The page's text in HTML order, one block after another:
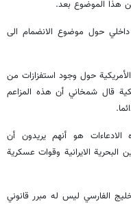
هذا الموضوع بعد.
حول موضوع الانضمام الى
حول وجود استفزازات من
قال شمخاني أن هذه المزاعم
هو أنهم يريدون أن
الايرانية وقوات عسكرية
الفارسي ليس له مبرر قانوني